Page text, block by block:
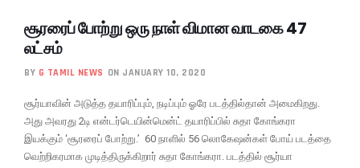
சூரரைப் போற்று ஒரு நாள் விமான வாடகை 47
லட்சம்
BY G TAMIL NEWS ON JANUARY 10, 2020
சூர்யாவின் அடுத்த தயாரிப்பும், நடிப்பும் ஓரே படத்தில்தான் அமைகிறது.
அது அவரது 2டி என்டர்டெயின்மென்ட் தயாரிப்பில் சுதா கோங்கரா
இயக்கும் ‘சூரரைப் போற்று.’ 60 நாளில் 56 லொகேஷன்கள் போய் படத்தை
வெற்றிகரமாக முடித்திருக்கிறார் சுதா கோங்கரா. படத்தில் சூர்யா